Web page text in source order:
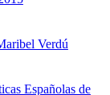
Verdú
Españolas de